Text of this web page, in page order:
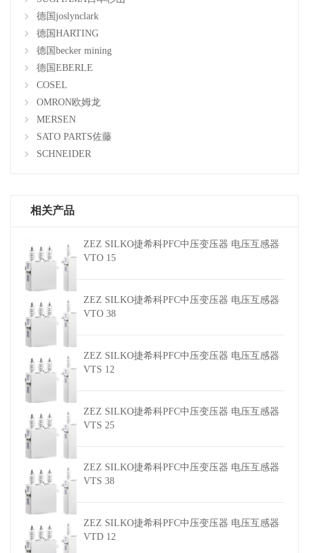
德国joslynclark
德国HARTING
德国becker mining
德国EBERLE
COSEL
OMRON欧姆龙
MERSEN
SATO PARTS佐藤
SCHNEIDER
相关产品
ZEZ SILKO捷希科PFC中压变压器 电压互感器
VTO 15
ZEZ SILKO捷希科PFC中压变压器 电压互感器
VTO 38
ZEZ SILKO捷希科PFC中压变压器 电压互感器
VTS 12
ZEZ SILKO捷希科PFC中压变压器 电压互感器
VTS 25
ZEZ SILKO捷希科PFC中压变压器 电压互感器
VTS 38
ZEZ SILKO捷希科PFC中压变压器 电压互感器
VTD 12